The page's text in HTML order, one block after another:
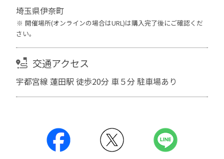
埼玉県伊奈町
開催場所(オンラインの場合はURL)は購入完了後にご確認くだ
さい。
交通アクセス
宇都宮線 蓮田駅 徒歩20分 車５分 駐車場あり